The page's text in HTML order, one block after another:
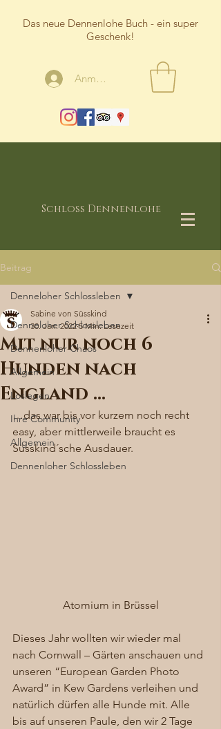
Das neue Dennenlohe Buch - ein super
Geschenk!
Anmelden
Schloss Dennenlohe
Beitrag
Denneloher Schlossleben
Dennenloher Chaos
Allgemein
Loslegen
Ihre Community
Allgemein
Dennenloher Schlossleben
Denneloher Schlossleben
Mit nur noch 6
Hunden nach
England …
Sabine von Süsskind
30. Jan. 2022 5 Min. Lesezeit
…das war bis vor kurzem noch recht
easy, aber mittlerweile braucht es
Süsskind´sche Ausdauer.
Atomium in Brüssel
Dieses Jahr wollten wir wieder mal
nach Cornwall – Gärten anschauen und
unseren “European Garden Photo
Award” in Kew Gardens verleihen und
natürlich dürfen alle Hunde mit. Alle
bis auf unseren Paule, den wir 2 Tage